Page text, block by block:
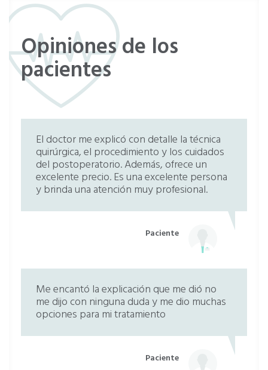
Exploración vestibular básica
Punción endoscópica de senos
paranasales
Cirugía para apnea del sueño
Sin especificar
Extirpación de la glándula sublingual
Sin especificar
Miringotomia y colocación tubos drenaje
Sin especificar
Adenoidectomia
Sin especificar
Opiniones de los
pacientes
El doctor me explicó con detalle la técnica
quirúrgica, el procedimiento y los cuidados
del postoperatorio. Además, ofrece un
excelente precio. Es una excelente persona
y brinda una atención muy profesional.
Paciente
Me encantó la explicación que me dió no
me dijo con ninguna duda y me dio muchas
opciones para mi tratamiento
Paciente